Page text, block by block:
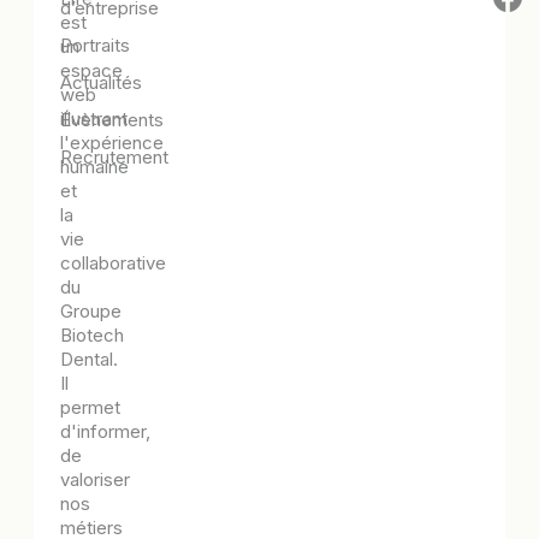
est
un
espace
web
illustrant
l'expérience
humaine
et
la
vie
collaborative
du
Groupe
Biotech
Dental.
Il
permet
d'informer,
de
valoriser
nos
métiers
d’entreprise
Portraits
Actualités
Évènements
Recrutement